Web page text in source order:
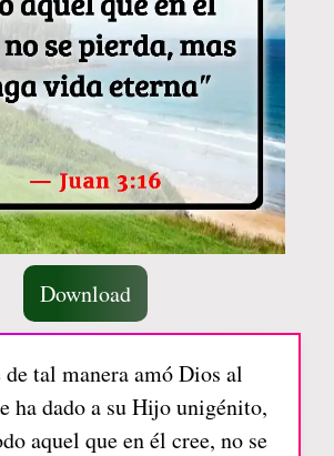
Download
de tal manera amó Dios al
ha dado a su Hijo unigénito,
aquel que en él cree, no se